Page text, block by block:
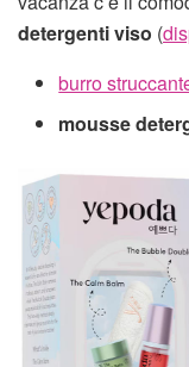
detergenti viso (
burro
mousse